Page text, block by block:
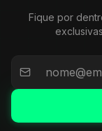
Fique por